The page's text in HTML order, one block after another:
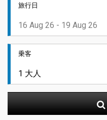
旅行日
乗客